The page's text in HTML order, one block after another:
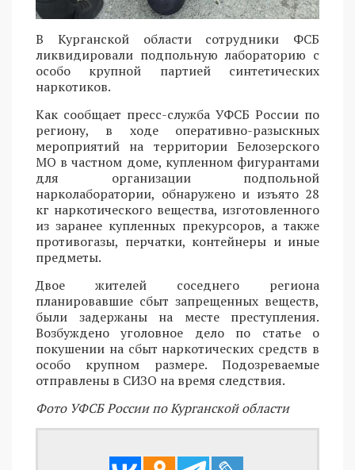
В Курганской области сотрудники ФСБ
ликвидировали подпольную лабораторию с
особо крупной партией синтетических
наркотиков.
Как сообщает пресс-служба УФСБ России по
региону, в ходе оперативно-разыскных
мероприятий на территории Белозерского
МО в частном доме, купленном фигурантами
для организации подпольной
нарколаборатории, обнаружено и изъято 28
кг наркотического вещества, изготовленного
из заранее купленных прекурсоров, а также
противогазы, перчатки, контейнеры и иные
предметы.
Двое жителей соседнего региона
планировавшие сбыт запрещенных веществ,
были задержаны на месте преступления.
Возбуждено уголовное дело по статье о
покушении на сбыт наркотических средств в
особо крупном размере. Подозреваемые
отправлены в СИЗО на время следствия.
Фото УФСБ России по Курганской области